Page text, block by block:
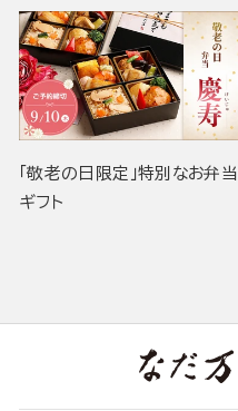
「敬老の日限定」特別なお弁当
ギフト